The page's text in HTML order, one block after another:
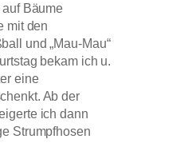
Bäume
mit den
und „Mau-Mau“
bekam ich u.
eine
Ab der
ich dann
Strumpfhosen